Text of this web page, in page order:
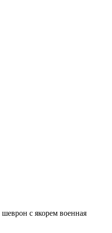
шеврон с якорем военная